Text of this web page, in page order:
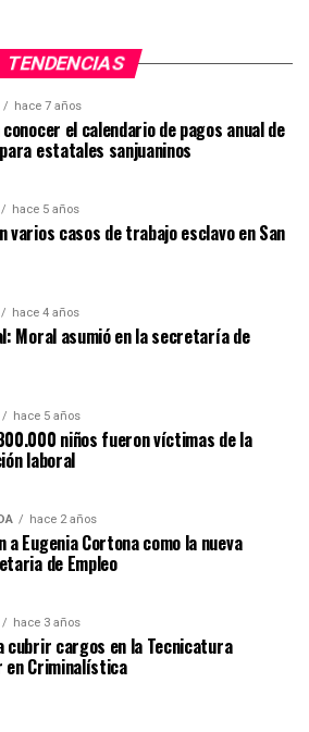
TENDENCIAS
hace 7 años
el calendario de pagos anual de
estatales sanjuaninos
hace 5 años
varios casos de trabajo esclavo en San
hace 4 años
Moral asumió en la secretaría de
hace 5 años
niños fueron víctimas de la
laboral
hace 2 años
a Eugenia Cortona como la nueva
de Empleo
hace 3 años
cubrir cargos en la Tecnicatura
en Criminalística